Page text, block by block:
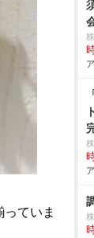
ていま